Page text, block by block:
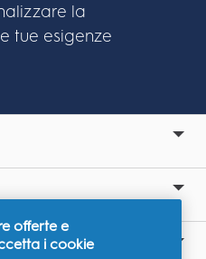
la
tue esigenze
offerte e
i cookie